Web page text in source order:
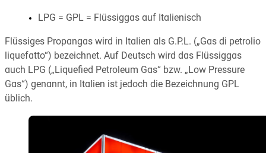
LPG = GPL = Flüssiggas auf Italienisch
Flüssiges Propangas wird in Italien als G.P.L. („Gas di petrolio
liquefatto“) bezeichnet. Auf Deutsch wird das Flüssiggas
auch LPG („Liquefied Petroleum Gas“ bzw. „Low Pressure
Gas“) genannt, in Italien ist jedoch die Bezeichnung GPL
üblich.